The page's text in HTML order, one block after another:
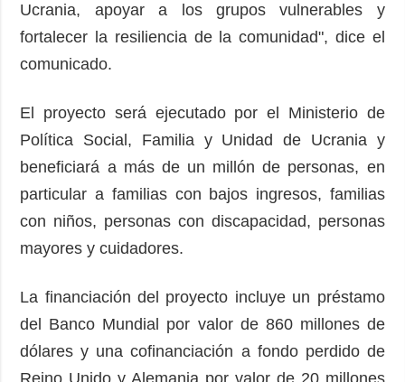
Ucrania, apoyar a los grupos vulnerables y
fortalecer la resiliencia de la comunidad", dice el
comunicado.
El proyecto será ejecutado por el Ministerio de
Política Social, Familia y Unidad de Ucrania y
beneficiará a más de un millón de personas, en
particular a familias con bajos ingresos, familias
con niños, personas con discapacidad, personas
mayores y cuidadores.
La financiación del proyecto incluye un préstamo
del Banco Mundial por valor de 860 millones de
dólares y una cofinanciación a fondo perdido de